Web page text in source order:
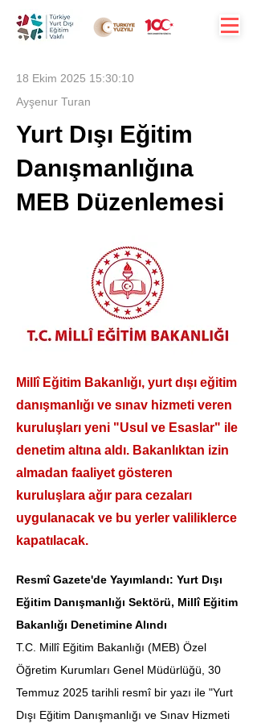
18 Ekim 2025 15:30:10
Ayşenur Turan
Yurt Dışı Eğitim
Danışmanlığına
MEB Düzenlemesi
Millî Eğitim Bakanlığı, yurt dışı eğitim
danışmanlığı ve sınav hizmeti veren
kuruluşları yeni "Usul ve Esaslar" ile
denetim altına aldı. Bakanlıktan izin
almadan faaliyet gösteren
kuruluşlara ağır para cezaları
uygulanacak ve bu yerler valiliklerce
kapatılacak.
Resmî Gazete'de Yayımlandı: Yurt Dışı
Eğitim Danışmanlığı Sektörü, Millî Eğitim
Bakanlığı Denetimine Alındı
T.C. Millî Eğitim Bakanlığı (MEB) Özel
Öğretim Kurumları Genel Müdürlüğü, 30
Temmuz 2025 tarihli resmî bir yazı ile "Yurt
Dışı Eğitim Danışmanlığı ve Sınav Hizmeti